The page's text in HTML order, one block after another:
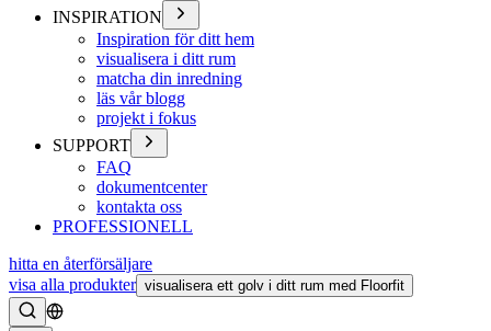
INSPIRATION
Inspiration för ditt hem
visualisera i ditt rum
matcha din inredning
läs vår blogg
projekt i fokus
SUPPORT
FAQ
dokumentcenter
kontakta oss
PROFESSIONELL
hitta en återförsäljare
visa alla produkter visualisera ett golv i ditt rum med Floorfit
Söka